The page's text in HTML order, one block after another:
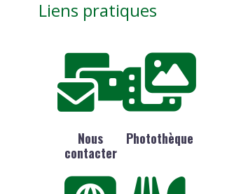
Liens pratiques
Nous
contacter
Photothèque